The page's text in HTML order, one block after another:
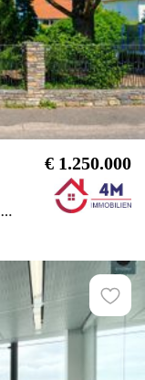
€ 1.250.000